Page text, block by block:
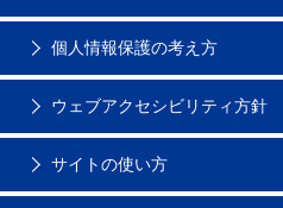
個人情報保護の考え方
ウェブアクセシビリティ方針
サイトの使い方